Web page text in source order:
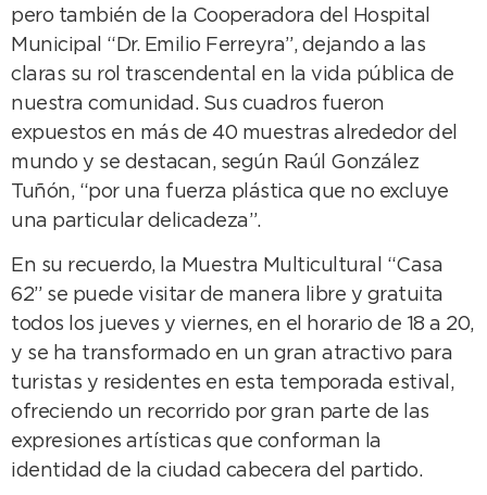
pero también de la Cooperadora del Hospital
Municipal “Dr. Emilio Ferreyra”, dejando a las
claras su rol trascendental en la vida pública de
nuestra comunidad. Sus cuadros fueron
expuestos en más de 40 muestras alrededor del
mundo y se destacan, según Raúl González
Tuñón, “por una fuerza plástica que no excluye
una particular delicadeza”.
En su recuerdo, la Muestra Multicultural “Casa
62” se puede visitar de manera libre y gratuita
todos los jueves y viernes, en el horario de 18 a 20,
y se ha transformado en un gran atractivo para
turistas y residentes en esta temporada estival,
ofreciendo un recorrido por gran parte de las
expresiones artísticas que conforman la
identidad de la ciudad cabecera del partido.